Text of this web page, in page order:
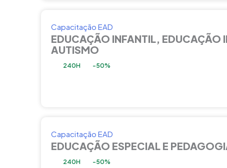
Capacitação EAD
EDUCAÇÃO INFANTIL, EDUCAÇÃO
AUTISMO
240H -50%
Capacitação EAD
EDUCAÇÃO ESPECIAL E
240H -50%